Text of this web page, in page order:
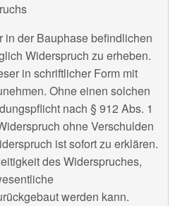
in der Bauphase befindlichen
Widerspruch zu erheben.
in schriftlicher Form mit
Ohne einen solchen
nach § 912 Abs. 1
ohne Verschulden
ist sofort zu erklären.
des Widerspruches,
werden kann.